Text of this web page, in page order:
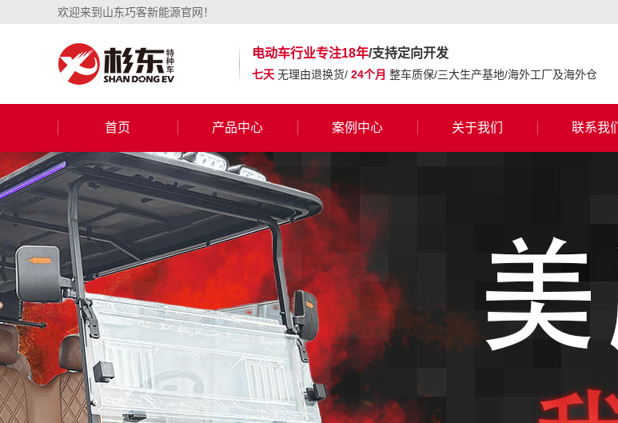
欢迎来到山东巧客新能源官网！
电动车行业专注18年/支持定向开发
七天 无理由退换货/ 24个月 整车质保/三大生产基地/海外工厂及海外仓
首页 产品中心 案例中心 关于我们 联系我们